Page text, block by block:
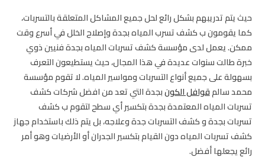
حيث يتم تدريبهم بشكل رائع لحل جميع المشاكل المتعلقة بالتسربات،
كما يقومون ب كشف تسرب المياه بجدة وإصلاح الخلل في أسرع وقت
ممكن. يعمل لدى مؤسسة كشف تسربات المياه بجدة فنيين ذوي
خبرة طالت سنوات عديدة في هذا المجال، حيث يستطيعون التعرف
بسهولة على جميع أنواع التسربات ومواسير المياه. لا تقوم مؤسسة
محمد سالمقوافل الكونبجدة التي تعد من افضل شركات كشف
تسربات المياه المعتمدة بجدة بتكسير أي سطح لتقوم ب كشف
تسربات بجدة و كشف التسربات جدة وعلاجه، بل يتم ذلك باستخدام جهاز
كشف تسربات المياه دون القيام بتكسير الجدران أو الأرضيات وهو أمر
رائع يجعلها أفضل.